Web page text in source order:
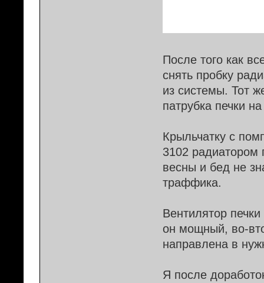
После того как
снять пробку
из системы. Тот
патрубка печки
Крыльчатку с
3102 радиатором
весны и бед не
траффика.
Вентилятор
он мощный, во-
направлена в
Я после